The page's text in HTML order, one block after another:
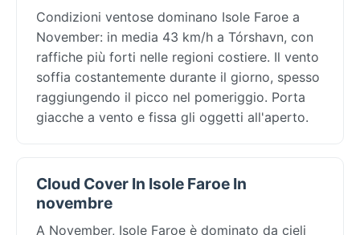
Condizioni ventose dominano Isole Faroe a
November: in media 43 km/h a Tórshavn, con
raffiche più forti nelle regioni costiere. Il vento
soffia costantemente durante il giorno, spesso
raggiungendo il picco nel pomeriggio. Porta
giacche a vento e fissa gli oggetti all'aperto.
Cloud Cover In Isole Faroe In
novembre
A November, Isole Faroe è dominato da cieli